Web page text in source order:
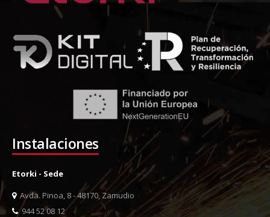
Instalaciones
Etorki - Sede
Avda. Pinoa, 8 - 48170, Zamudio
944 52 08 12